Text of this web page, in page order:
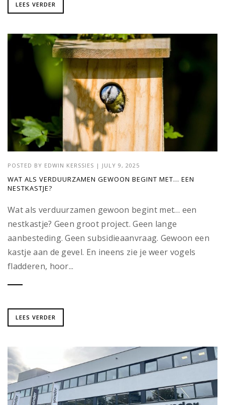
LEES VERDER
POSTED BY EDWIN KERSSIES | JULY 9, 2025
WAT ALS VERDUURZAMEN GEWOON BEGINT MET… EEN
NESTKASTJE?
Wat als verduurzamen gewoon begint met… een
nestkastje? Geen groot project. Geen lange
aanbesteding. Geen subsidieaanvraag. Gewoon een
kastje aan de gevel. En ineens zie je weer vogels
fladderen, hoor...
LEES VERDER